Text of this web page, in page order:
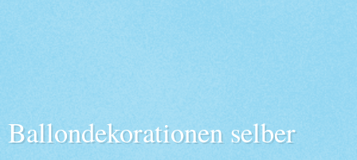
Ballondekorationen selber